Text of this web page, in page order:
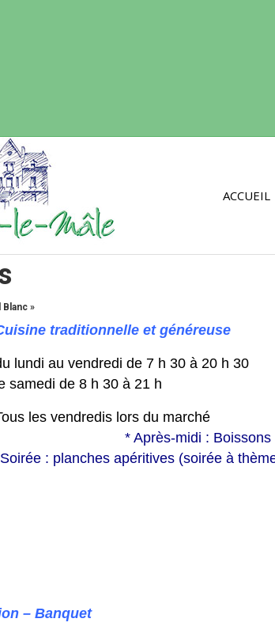
ACCUEIL
»
traditionnelle et généreuse
lundi au vendredi de 7 h 30 à 20 h 30
samedi de 8 h 30 à 21 h
les vendredis lors du marché
* Après-midi : Boissons et
apéritives (soirée à
– Banquet